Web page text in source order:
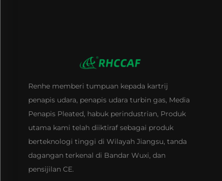
Renhe memberi tumpuan kepada kartrij
penapis udara, penapis udara turbin gas, Media
Penapis Pleated, habuk perindustrian, Produk
utama kami telah diiktiraf sebagai produk
berteknologi tinggi di Wilayah Jiangsu, tanda
dagangan terkenal di Bandar Wuxi, dan
pensijilan CE.